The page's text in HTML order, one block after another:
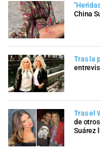
China
Tras la
Tras el
de
Suárez